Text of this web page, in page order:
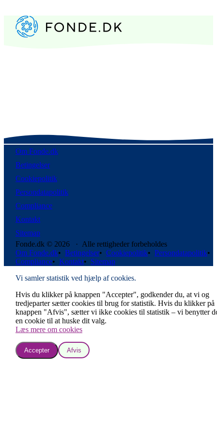
Om Fonde.dk
Betingelser
Cookiepolitik
Persondatapolitik
Compliance
Kontakt
Sitemap
Fonde.dk © 2026 · Alle rettigheder forbeholdes
Om Fonde.dk• Betingelser• Cookiepolitik• Persondatapolitik•
Compliance• Kontakt• Sitemap
Vi samler statistik ved hjælp af cookies.
Hvis du klikker på knappen "Accepter", godkender du, at vi og
tredjeparter sætter cookies til brug for statistik. Hvis du klikker på
knappen "Afvis", sætter vi ikke cookies til statistik – vi benytter
en cookie til at huske dit valg.
Læs mere om cookies
Accepter Afvis